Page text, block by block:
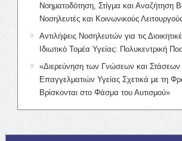
Νοηματοδότηση, Στίγμα και Αναζήτηση
Νοσηλευτές και Κοινωνικούς
Αντιλήψεις Νοσηλευτών για τις
Ιδιωτικό Τομέα Υγείας: Πολυκεντρική
«Διερεύνηση των Γνώσεων και Στάσεων
Επαγγελματιών Υγείας Σχετικά με τη
Βρίσκονται στο Φάσμα του Αυτισμού»